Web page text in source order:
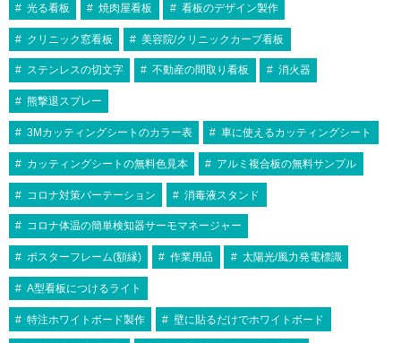
光る看板 焼肉屋看板 看板のデザイン製作
クリニック窓看板 美容院/クリニックカーブ看板
ステンレスの切文字 不動産の間取り看板 消火器
熊撃退スプレー
3Mカッティングシートのカラー表 車に使えるカッティングシート
カッティングシートの無料色見本 アルミ複合板の無料サンプル
コロナ対策パーテーション 消毒液スタンド
コロナ体温の簡単検知器サーモマネージャー
ポスターフレーム(額縁) 作業用品 太陽光/風力発電標識
A型看板につけるライト
特注ホワイトボード製作 壁に貼るだけでホワイトボード